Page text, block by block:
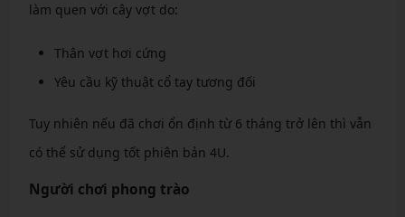
làm quen với cây vợt do:
Thân vợt hơi cứng
Yêu cầu kỹ thuật cổ tay tương đối
Tuy nhiên nếu đã chơi ổn định từ 6 tháng trở lên thì vẫn
có thể sử dụng tốt phiên bản 4U.
Người chơi phong trào